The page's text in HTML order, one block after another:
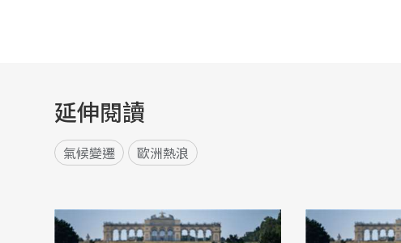
延伸閱讀
氣候變遷 歐洲熱浪